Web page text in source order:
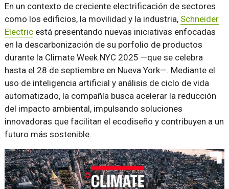
En un contexto de creciente electrificación de sectores
como los edificios, la movilidad y la industria, Schneider
Electricestá presentando nuevas iniciativas enfocadas
en la descarbonización de su porfolio de productos
durante la Climate Week NYC 2025 —que se celebra
hasta el 28 de septiembre en Nueva York—. Mediante el
uso de inteligencia artificial y análisis de ciclo de vida
automatizado, la compañía busca acelerar la reducción
del impacto ambiental, impulsando soluciones
innovadoras que facilitan el ecodiseño y contribuyen a un
futuro más sostenible.